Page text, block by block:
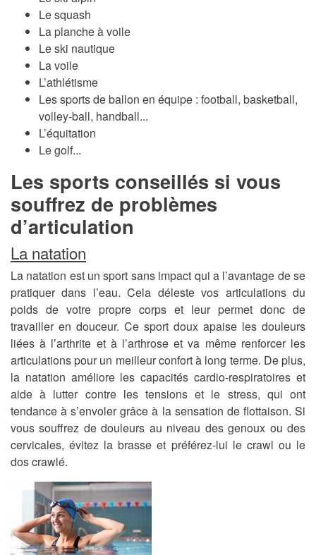
Le squash
La planche à voile
Le ski nautique
La voile
L’athlétisme
Les sports de ballon en équipe : football, basketball,
volley-ball, handball...
L’équitation
Le golf...
Les sports conseillés si vous
souffrez de problèmes
d’articulation
La natation
La natation est un sport sans impact qui a l’avantage de se
pratiquer dans l’eau. Cela déleste vos articulations du
poids de votre propre corps et leur permet donc de
travailler en douceur. Ce sport doux apaise les douleurs
liées à l’arthrite et à l’arthrose et va même renforcer les
articulations pour un meilleur confort à long terme. De plus,
la natation améliore les capacités cardio-respiratoires et
aide à lutter contre les tensions et le stress, qui ont
tendance à s’envoler grâce à la sensation de flottaison. Si
vous souffrez de douleurs au niveau des genoux ou des
cervicales, évitez la brasse et préférez-lui le crawl ou le
dos crawlé.